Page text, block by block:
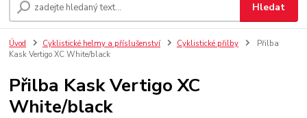
Hledat
Úvod Cyklistické helmy a příslušenství Cyklistické přilby
Přilba
Kask Vertigo XC White/black
Přilba Kask Vertigo XC
White/black